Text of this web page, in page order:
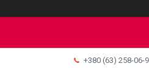
+380 (63) 258-06-